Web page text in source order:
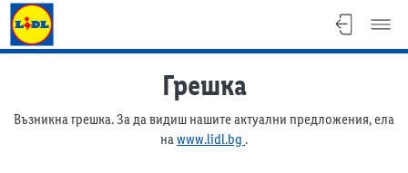
Lidl брошура
Грешка
Възникна грешка. За да видиш нашите актуални предложения, ела
наwww.lidl.bg .